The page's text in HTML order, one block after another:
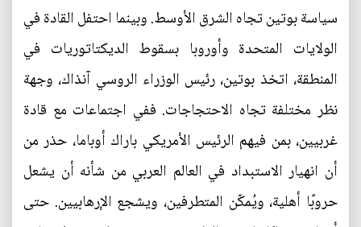
سياسة بوتين تجاه الشرق الأوسط. وبينما احتفل القادة في
الولايات المتحدة وأوروبا بسقوط الديكتاتوريات في
المنطقة، اتخذ بوتين، رئيس الوزراء الروسي آنذاك، وجهة
نظر مختلفة تجاه الاحتجاجات. ففي اجتماعات مع قادة
غربيين، بمن فيهم الرئيس الأمريكي باراك أوباما، حذر من
أن انهيار الاستبداد في العالم العربي من شأنه أن يشعل
حروبًا أهلية، ويُمكّن المتطرفين، ويشجع الإرهابيين. حتى